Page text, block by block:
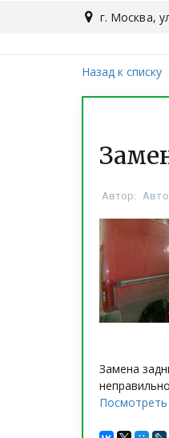
г. Москва,
Назад к списку
Автор:
Замена